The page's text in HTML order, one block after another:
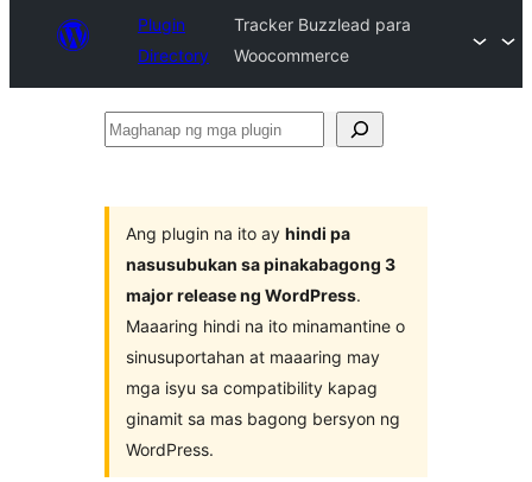
Plugin
Directory
Tracker Buzzlead para
Woocommerce
Maghanap
plugin
Ang plugin na ito ay hindi pa
nasusubukan sa pinakabagong 3
major release ng WordPress.
Maaaring hindi na ito minamantine o
sinusuportahan at maaaring may
mga isyu sa compatibility kapag
ginamit sa mas bagong bersyon ng
WordPress.